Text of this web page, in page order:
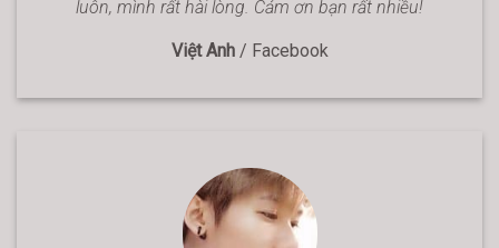
luôn, mình rất hài lòng. Cảm ơn bạn rất nhiều!
Việt Anh / Facebook